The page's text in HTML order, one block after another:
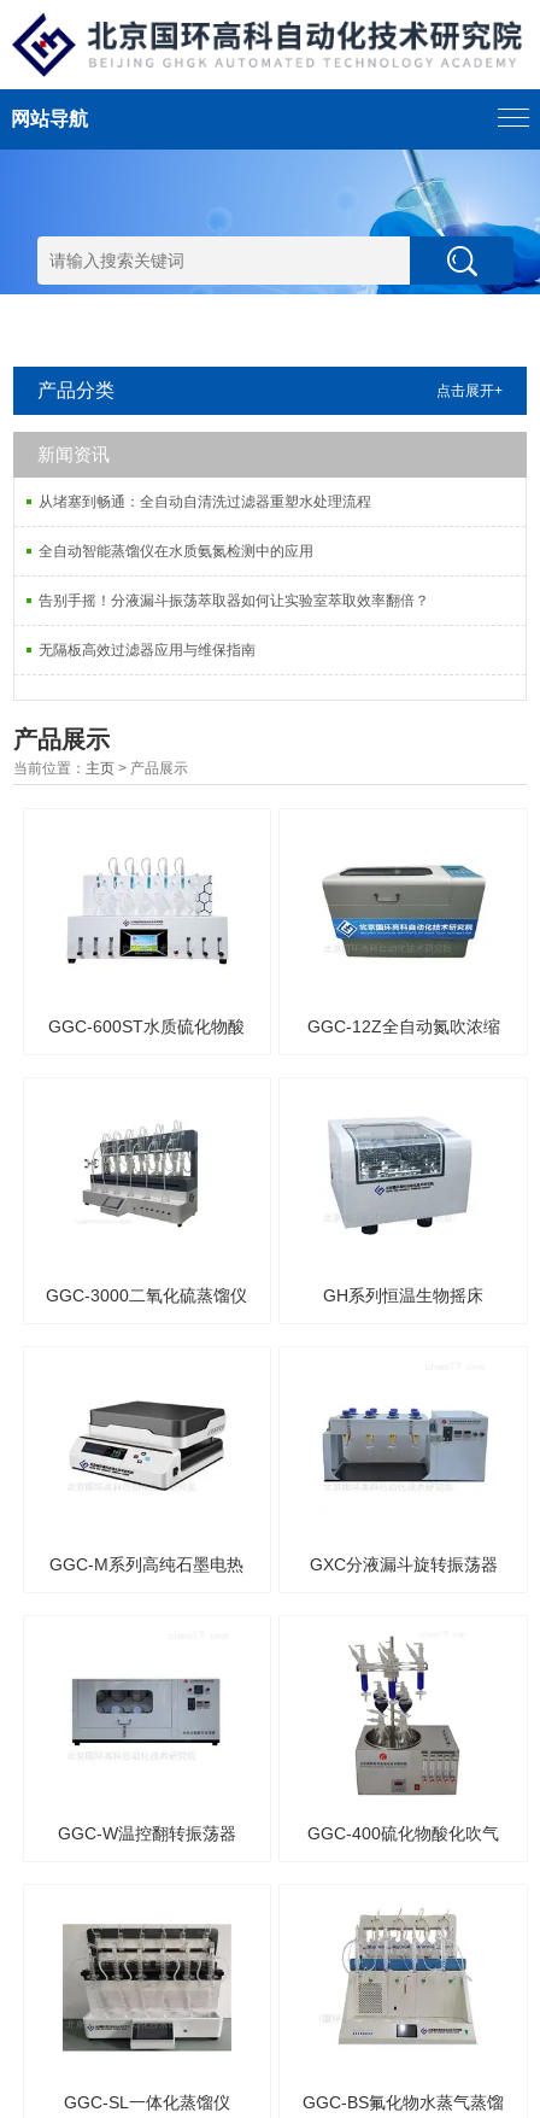
网站导航
产品分类 点击展开+
新闻资讯
从堵塞到畅通：全自动自清洗过滤器重塑水处理流程
全自动智能蒸馏仪在水质氨氮检测中的应用
告别手摇！分液漏斗振荡萃取器如何让实验室萃取效率翻倍？
无隔板高效过滤器应用与维保指南
产品展示
当前位置： 主页 > 产品展示
GGC-600ST水质硫化物酸 GGC-12Z全自动氮吹浓缩
GGC-3000二氧化硫蒸馏仪 GH系列恒温生物摇床
GGC-M系列高纯石墨电热 GXC分液漏斗旋转振荡器
GGC-W温控翻转振荡器 GGC-400硫化物酸化吹气
GGC-SL一体化蒸馏仪 GGC-BS氟化物水蒸气蒸馏